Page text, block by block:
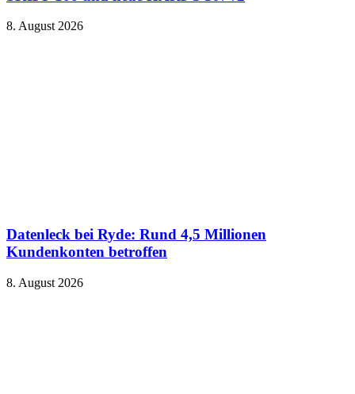
8. August 2026
Datenleck bei Ryde: Rund 4,5 Millionen
Kundenkonten betroffen
8. August 2026